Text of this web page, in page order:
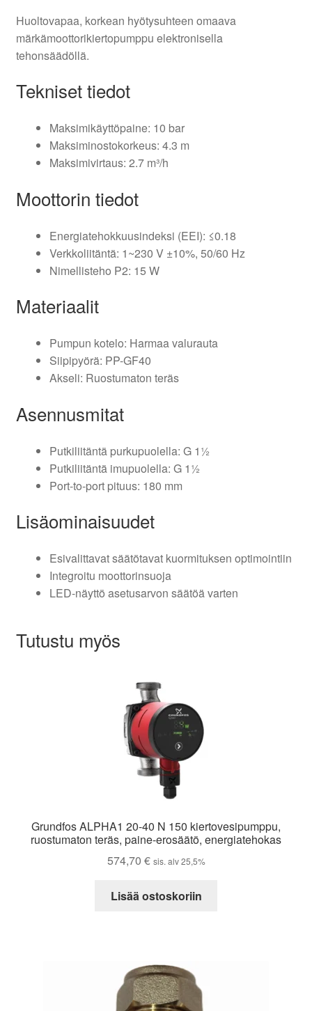
Huoltovapaa, korkean hyötysuhteen omaava
märkämoottorikiertopumppu elektronisella
tehonsäädöllä.
Tekniset tiedot
Maksimikäyttöpaine: 10 bar
Maksiminostokorkeus: 4.3 m
Maksimivirtaus: 2.7 m³/h
Moottorin tiedot
Energiatehokkuusindeksi (EEI): ≤0.18
Verkkoliitäntä: 1~230 V ±10%, 50/60 Hz
Nimellisteho P2: 15 W
Materiaalit
Pumpun kotelo: Harmaa valurauta
Siipipyörä: PP-GF40
Akseli: Ruostumaton teräs
Asennusmitat
Putkiliitäntä purkupuolella: G 1½
Putkiliitäntä imupuolella: G 1½
Port-to-port pituus: 180 mm
Lisäominaisuudet
Esivalittavat säätötavat kuormituksen optimointiin
Integroitu moottorinsuoja
LED-näyttö asetusarvon säätöä varten
Tutustu myös
Grundfos ALPHA1 20-40 N 150 kiertovesipumppu,
ruostumaton teräs, paine-erosäätö, energiatehokas
574,70 € sis. alv 25,5%
Lisää ostoskoriin